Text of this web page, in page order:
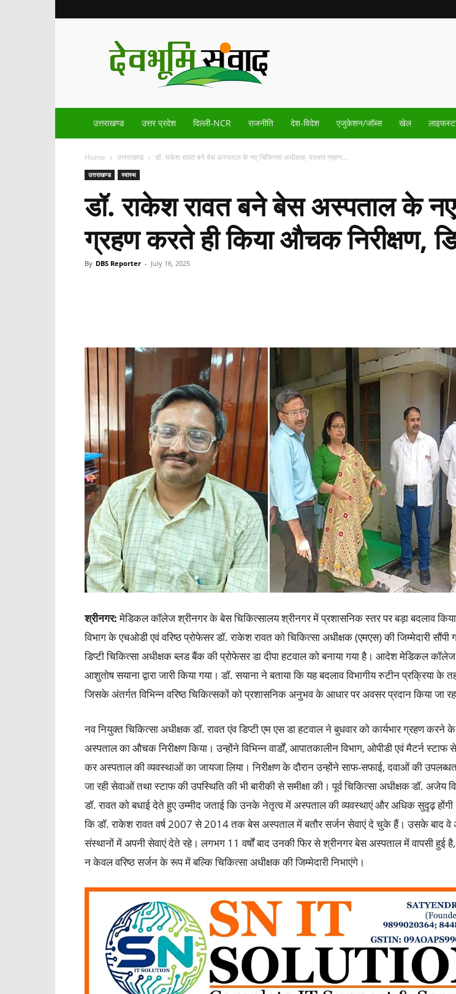
Devbhoomisamvad.com
उत्तराखण्ड उत्तर प्रदेश दिल्ली-NCR राजनीति देश-विदेश एजुकेशन/जॉब्स खेल
Home उत्तराखण्ड डॉ. राकेश रावत बने बेस अस्पताल के नए चिकित्सा अधीक्षक, पदभार ग्रहण...
उत्तराखण्ड स्वास्थ
डॉ. राकेश रावत बने बेस अस्पताल के नए
ग्रहण करते ही किया औचक निरीक्षण,
By DBS Reporter - July 16, 2025
श्रीनगर:मेडिकल कॉलेज श्रीनगर के बेस चिकित्सालय श्रीनगर में प्रशासनिक स्तर पर बड़ा बदलाव किया
विभाग के एचओडी एवं वरिष्ठ प्रोफेसर डॉ. राकेश रावत को चिकित्सा अधीक्षक (एमएस) की जिम्मेदारी
डिप्टी चिकित्सा अधीक्षक ब्लड बैंक की प्रोफेसर डा दीपा हटवाल को बनाया गया है। आदेश मेडिकल कॉलेज
आशुतोष सयाना द्वारा जारी किया गया। डॉ. सयाना ने बताया कि यह बदलाव विभागीय रुटीन प्रक्रिया के
जिसके अंतर्गत विभिन्न वरिष्ठ चिकित्सकों को प्रशासनिक अनुभव के आधार पर अवसर प्रदान किया जा
नव नियुक्त चिकित्सा अधीक्षक डॉ. रावत एंव डिप्टी एम एस डा हटवाल ने बुधवार को कार्यभार ग्रहण करने
अस्पताल का औचक निरीक्षण किया। उन्होंने विभिन्न वार्डों, आपातकालीन विभाग, ओपीडी एवं मैटर्न स्टाफ
कर अस्पताल की व्यवस्थाओं का जायजा लिया। निरीक्षण के दौरान उन्होंने साफ-सफाई, दवाओं की
जा रही सेवाओं तथा स्टाफ की उपस्थिति की भी बारीकी से समीक्षा की। पूर्व चिकित्सा अधीक्षक डॉ. अजेय
डॉ. रावत को बधाई देते हुए उम्मीद जताई कि उनके नेतृत्व में अस्पताल की व्यवस्थाएं और अधिक सुदृढ़
कि डॉ. राकेश रावत वर्ष 2007 से 2014 तक बेस अस्पताल में बतौर सर्जन सेवाएं दे चुके हैं। उसके बाद वे
संस्थानों में अपनी सेवाएं देते रहे। लगभग 11 वर्षों बाद उनकी फिर से श्रीनगर बेस अस्पताल में वापसी हुई
न केवल वरिष्ठ सर्जन के रूप में बल्कि चिकित्सा अधीक्षक की जिम्मेदारी निभाएंगे।